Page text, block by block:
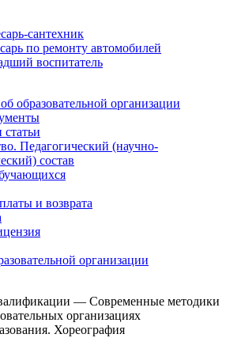
сантехник
по ремонту автомобилей
воспитатель
образовательной организации
Педагогический (научно-
состав
и возврата
организации